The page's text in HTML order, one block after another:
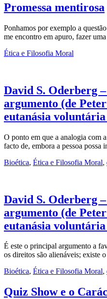
Promessa mentirosa
Ponhamos por exemplo a
me encontro em apuro, fazer
Ética e Filosofia Moral
David S. Oderberg
argumento (de
eutanásia voluntária
O ponto em que a analogia com
facto de, embora a pessoa
Bioética, Ética e Filosofia Moral,
David S. Oderberg
argumento (de
eutanásia voluntária
É este o principal argumento a
os direitos são alienáveis; existe
Bioética, Ética e Filosofia Moral,
Quiz Show e o